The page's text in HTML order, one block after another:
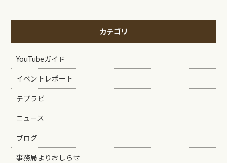
カテゴリ
YouTubeガイド
イベントレポート
テブラビ
ニュース
ブログ
事務局よりおしらせ